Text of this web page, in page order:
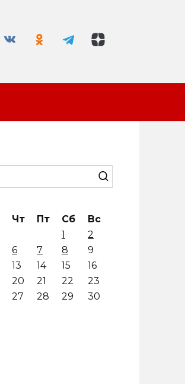
Чт Пт Сб
Вс
1
2
6 7 8
9
13 14 15
16
20 21 22
23
27 28 29
30